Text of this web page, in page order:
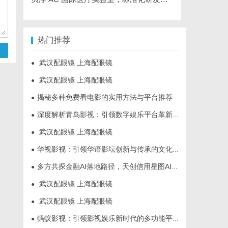
热门推荐
● 武汉配眼镜 上海配眼镜
● 武汉配眼镜 上海配眼镜
● 揭秘多种免费看电影的实用方法与平台推荐
● 深度解析青鸟影视：引领数字娱乐平台革新的先锋力量
● 武汉配眼镜 上海配眼镜
● 华视影视：引领华语影坛创新与传承的文化先锋
● 多方共探金融AI落地路径，天创信用星图AI助力产业金融智能升级
● 武汉配眼镜 上海配眼镜
● 武汉配眼镜 上海配眼镜
● 蚂蚁影视：引领影视娱乐新时代的多功能平台解析